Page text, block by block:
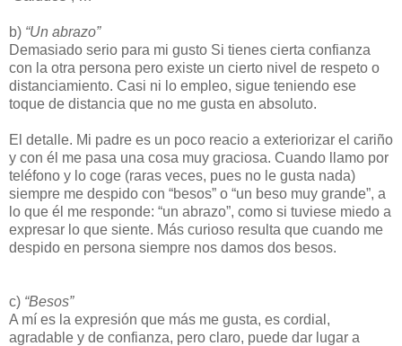
b) “Un abrazo”
Demasiado serio para mi gusto Si tienes cierta confianza
con la otra persona pero existe un cierto nivel de respeto o
distanciamiento. Casi ni lo empleo, sigue teniendo ese
toque de distancia que no me gusta en absoluto.
El detalle. Mi padre es un poco reacio a exteriorizar el cariño
y con él me pasa una cosa muy graciosa. Cuando llamo por
teléfono y lo coge (raras veces, pues no le gusta nada)
siempre me despido con “besos” o “un beso muy grande”, a
lo que él me responde: “un abrazo”, como si tuviese miedo a
expresar lo que siente. Más curioso resulta que cuando me
despido en persona siempre nos damos dos besos.
c) “Besos”
A mí es la expresión que más me gusta, es cordial,
agradable y de confianza, pero claro, puede dar lugar a